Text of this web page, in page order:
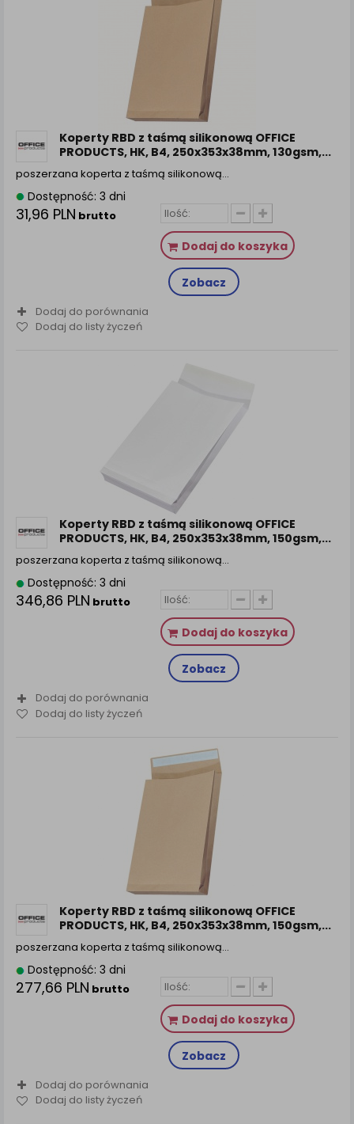
Koperty RBD z taśmą silikonową OFFICE
PRODUCTS, HK, B4, 250x353x38mm, 130gsm,...
poszerzana koperta z taśmą silikonową…
Dostępność: 3 dni
31,96 PLN brutto
Dodaj do koszyka
Zobacz
Dodaj do porównania
Dodaj do listy życzeń
Koperty RBD z taśmą silikonową OFFICE
PRODUCTS, HK, B4, 250x353x38mm, 150gsm,...
poszerzana koperta z taśmą silikonową…
Dostępność: 3 dni
346,86 PLN brutto
Dodaj do koszyka
Zobacz
Dodaj do porównania
Dodaj do listy życzeń
Koperty RBD z taśmą silikonową OFFICE
PRODUCTS, HK, B4, 250x353x38mm, 150gsm,...
poszerzana koperta z taśmą silikonową…
Dostępność: 3 dni
277,66 PLN brutto
Dodaj do koszyka
Zobacz
Dodaj do porównania
Dodaj do listy życzeń
Polityka prywatności (rozwiń)
Klauzula Informacyjna (rozwiń)
Lista Zaufanych Partnerów (rozwiń)